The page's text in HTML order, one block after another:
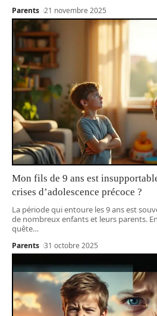
Parents 21 novembre 2025
Mon fils de 9 ans est
crises d’adolescence précoce ?
La période qui entoure les 9 ans est
de nombreux enfants et leurs parents.
quête…
Parents 31 octobre 2025